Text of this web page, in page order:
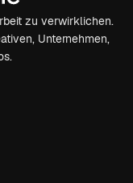
zu verwirklichen.
Unternehmen,